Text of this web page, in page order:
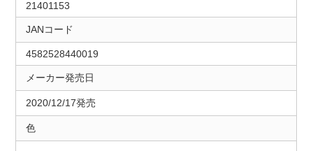
21401153
JANコード
4582528440019
メーカー発売日
2020/12/17発売
色